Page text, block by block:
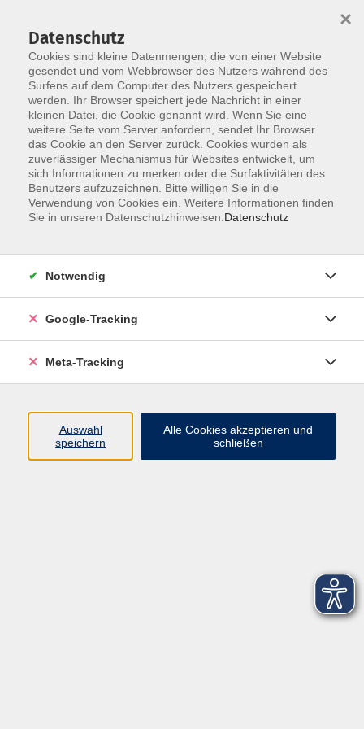
Skip to main content
Der Kurs konnte nicht gefunden werden.
Über uns
Datenschutz
Cookies sind kleine Datenmengen, die von einer Website
gesendet und vom Webbrowser des Nutzers während des
Surfens auf dem Computer des Nutzers gespeichert
werden. Ihr Browser speichert jede Nachricht in einer
kleinen Datei, die Cookie genannt wird. Wenn Sie eine
weitere Seite vom Server anfordern, sendet Ihr Browser
das Cookie an den Server zurück. Cookies wurden als
zuverlässiger Mechanismus für Websites entwickelt, um
sich Informationen zu merken oder die Surfaktivitäten des
Benutzers aufzuzeichnen. Bitte willigen Sie in die
Verwendung von Cookies ein. Weitere Informationen finden
Sie in unseren Datenschutzhinweisen. Datenschutz
×
Notwendig
Google-Tracking
Meta-Tracking
Auswahl
speichern
Alle Cookies akzeptieren und
schließen